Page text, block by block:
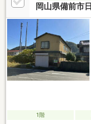
岡山県備前市
1階